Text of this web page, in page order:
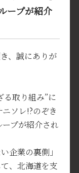
ープが紹介
、誠にありが
る取り組み”に
ソレ!?のぞき
プが紹介され
企業の裏側」
、北海道を支